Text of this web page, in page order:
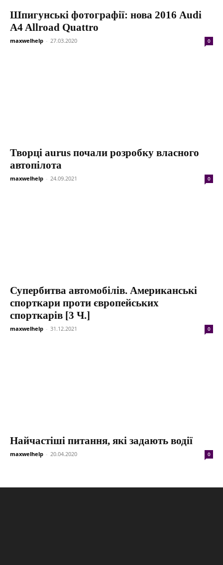
Шпигунські фотографії: нова 2016 Audi
A4 Allroad Quattro
maxwelhelp - 27.03.2020 0
Творці aurus почали розробку власного
автопілота
maxwelhelp - 24.09.2021 0
Супербитва автомобілів. Американські
спорткари проти європейських
спорткарів [3 Ч.]
maxwelhelp - 31.12.2021 0
Найчастіші питання, які задають водії
maxwelhelp - 20.04.2020 0